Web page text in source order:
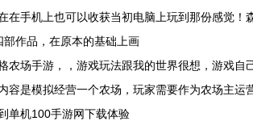
在手机上也可以收获当初电脑上玩到那份感觉！
作品，在原本的基础上画
场手游，，游戏玩法跟我的世界很想，游戏自
容是模拟经营一个农场，玩家需要作为农场主运
单机100手游网下载体验